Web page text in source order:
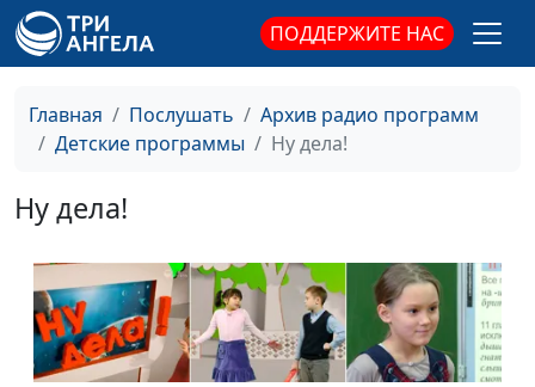
ПОДДЕРЖИТЕ НАС
Главная Послушать
Архив радио программ
Детские программы
Ну дела!
Ну дела!